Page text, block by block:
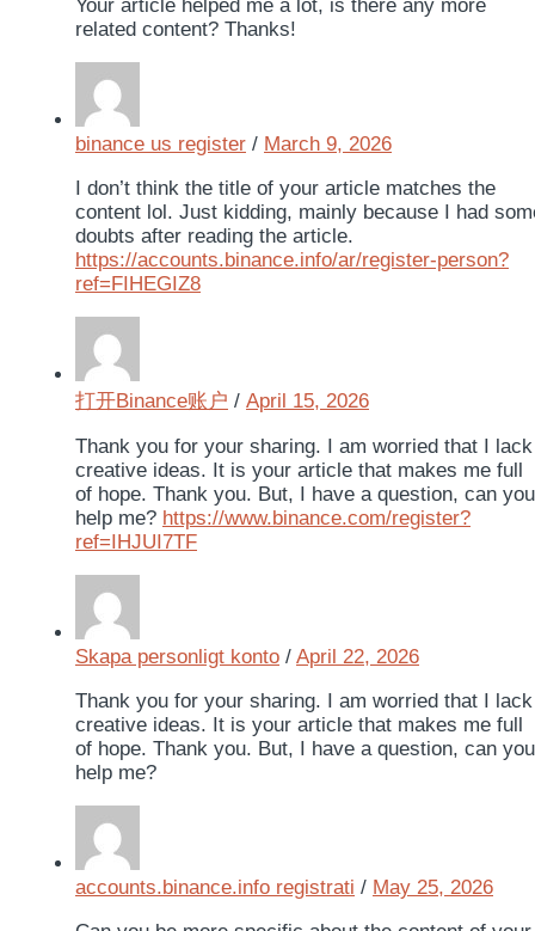
Your article helped me a lot, is there any more
related content? Thanks!
binance us register / March 9, 2026
I don’t think the title of your article matches the
content lol. Just kidding, mainly because I had
doubts after reading the article.
https://accounts.binance.info/ar/register-person?
ref=FIHEGIZ8
打开Binance账户 / April 15, 2026
Thank you for your sharing. I am worried that I lack
creative ideas. It is your article that makes me full
of hope. Thank you. But, I have a question, can you
help me? https://www.binance.com/register?
ref=IHJUI7TF
Skapa personligt konto / April 22, 2026
Thank you for your sharing. I am worried that I lack
creative ideas. It is your article that makes me full
of hope. Thank you. But, I have a question, can you
help me?
accounts.binance.info registrati / May 25, 2026